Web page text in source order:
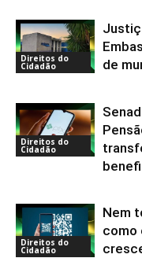
Direitos do
Cidadão
de
Direitos do
Cidadão
Direitos do
Cidadão
Nem
como